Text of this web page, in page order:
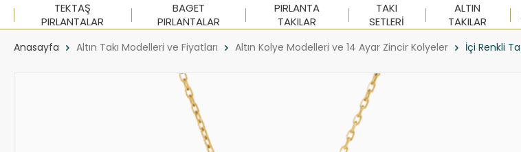
TEKTAŞ
PIRLANTALAR
BAGET
PIRLANTALAR
PIRLANTA
TAKILAR
TAKI
SETLERI
ALTIN
TAKILAR
Anasayfa Altın Takı Modelleri ve Fiyatları Altın Kolye Modelleri ve 14 Ayar Zincir Kolyeler İçi Renkli